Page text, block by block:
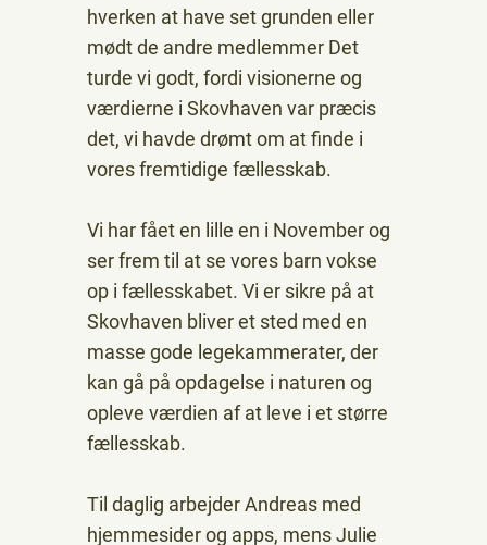
hverken at have set grunden eller
mødt de andre medlemmer Det
turde vi godt, fordi visionerne og
værdierne i Skovhaven var præcis
det, vi havde drømt om at finde i
vores fremtidige fællesskab.
Vi har fået en lille en i November og
ser frem til at se vores barn vokse
op i fællesskabet. Vi er sikre på at
Skovhaven bliver et sted med en
masse gode legekammerater, der
kan gå på opdagelse i naturen og
opleve værdien af at leve i et større
fællesskab.
Til daglig arbejder Andreas med
hjemmesider og apps, mens Julie